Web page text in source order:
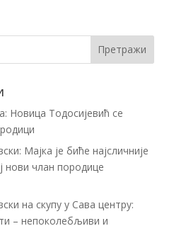
Новица Тодосијевић се
Мајка је биће најсличније
нови члан породице
на скупу у Сава центру:
– непоколебљиви и